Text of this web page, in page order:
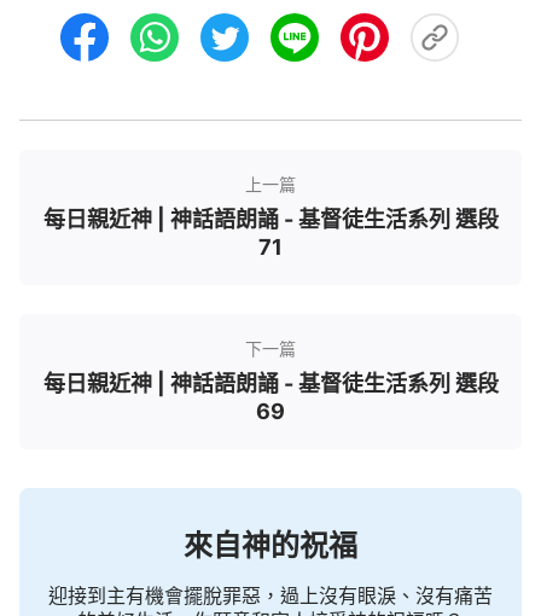
上一篇
每日親近神 | 神話語朗誦 - 基督徒生活系列 選段
71
下一篇
每日親近神 | 神話語朗誦 - 基督徒生活系列 選段
69
來自神的祝福
迎接到主有機會擺脫罪惡，過上沒有眼淚、沒有痛苦